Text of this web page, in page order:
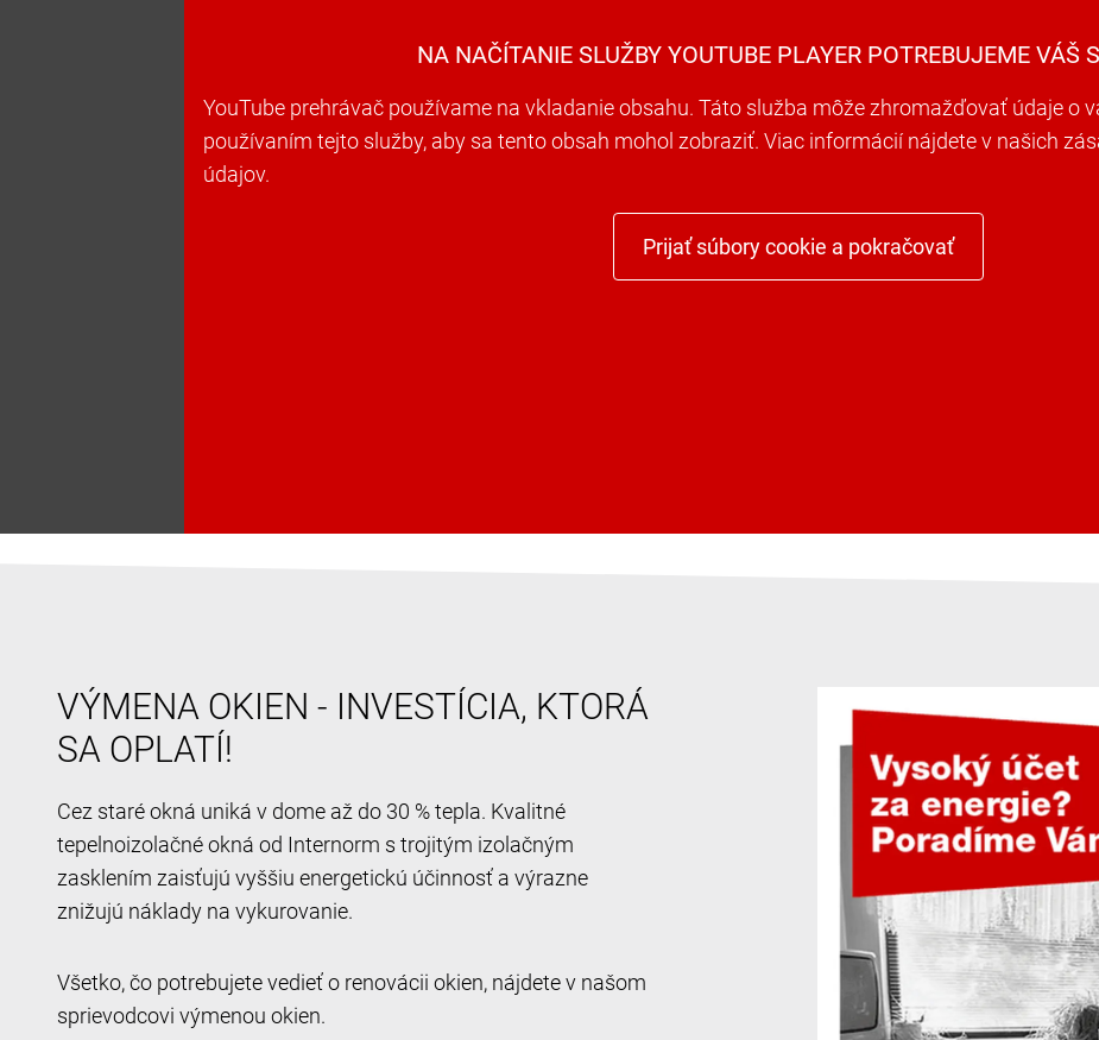
NA NAČÍTANIE SLUŽBY YOUTUBE PLAYER POTREBUJEME VÁŠ
YouTube prehrávač používame na vkladanie obsahu. Táto služba môže zhromažďovať údaje o
používaním tejto služby, aby sa tento obsah mohol zobraziť. Viac informácií nájdete v našich
údajov.
Prijať súbory cookie a pokračovať
VÝMENA OKIEN - INVESTÍCIA, KTORÁ
SA OPLATÍ!
Cez staré okná uniká v dome až do 30 % tepla. Kvalitné
tepelnoizolačné okná od Internorm s trojitým izolačným
zasklením zaisťujú vyššiu energetickú účinnosť a výrazne
znižujú náklady na vykurovanie.
Všetko, čo potrebujete vedieť o renovácii okien, nájdete v našom
sprievodcovi výmenou okien.